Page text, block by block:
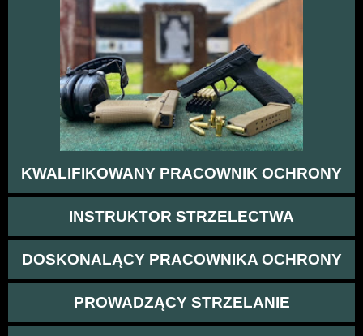
KWALIFIKOWANY PRACOWNIK OCHRONY
INSTRUKTOR STRZELECTWA
DOSKONALĄCY PRACOWNIKA OCHRONY
PROWADZĄCY STRZELANIE